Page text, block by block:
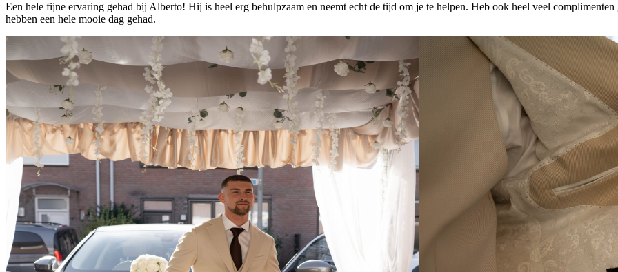
Een hele fijne ervaring gehad bij Alberto! Hij is heel erg behulpzaam en neemt echt de tijd om je te helpen. Heb ook heel veel
hebben een hele mooie dag gehad.